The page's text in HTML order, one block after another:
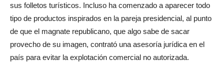
sus folletos turísticos. Incluso ha comenzado a aparecer todo
tipo de productos inspirados en la pareja presidencial, al punto
de que el magnate republicano, que algo sabe de sacar
provecho de su imagen, contrató una asesoría jurídica en el
país para evitar la explotación comercial no autorizada.